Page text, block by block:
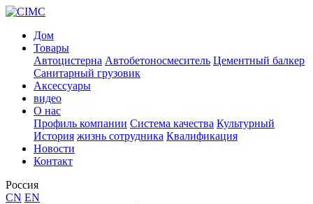
Дом
Товары
Автоцистерна Автобетоносмеситель Цементный балкер
Санитарный грузовик
Аксессуары
видео
О нас
Профиль компании Система качества Культурный
История жизнь сотрудника Квалификация
Новости
Контакт
Россия
CN EN